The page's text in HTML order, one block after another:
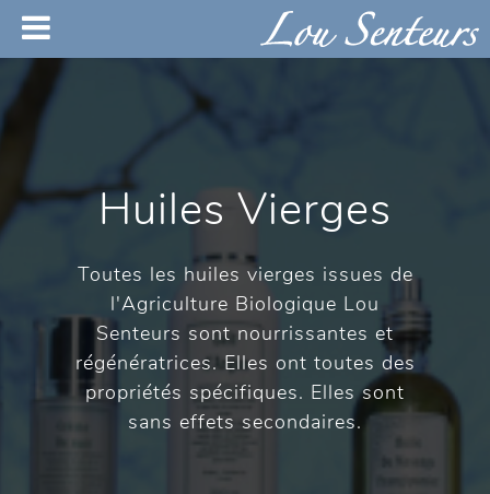
Huiles Vierges
Toutes les huiles vierges issues de
l'Agriculture Biologique Lou
Senteurs sont nourrissantes et
régénératrices. Elles ont toutes des
propriétés spécifiques. Elles sont
sans effets secondaires.